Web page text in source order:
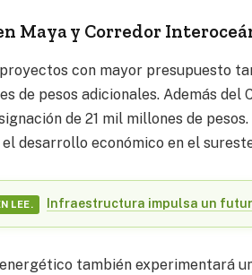
Maya y Corredor
con mayor presupuesto
de pesos adicionales. Además
de 21 mil millones de
desarrollo económico en el
LEE. Infraestructura impulsa un
también experimentará